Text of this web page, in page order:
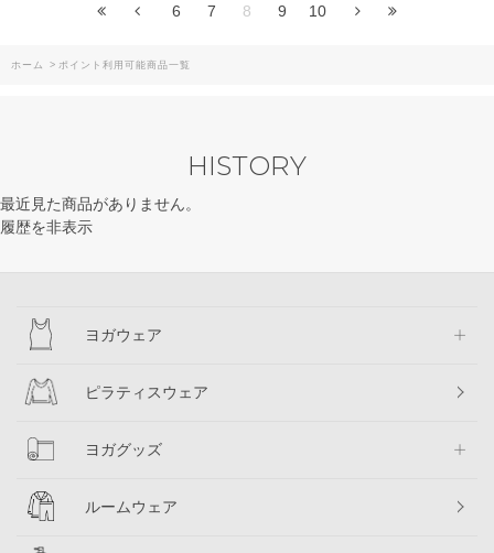
6 7 8 9 10
ホーム > ポイント利用可能商品一覧
HISTORY
最近見た商品がありません。
履歴を非表示
ヨガウェア
ピラティスウェア
ヨガグッズ
ルームウェア